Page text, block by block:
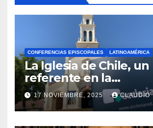
CONFERENCIAS EPISCOPALES LATINOAMÉRICA
La Iglesia de Chile, un
referente en la
transformación digital
gracias a Ecclesiared
17 NOVIEMBRE, 2025 CLAUDIO